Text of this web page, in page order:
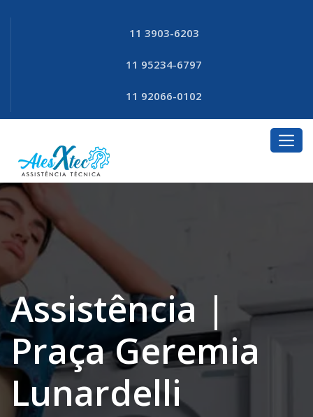
11 3903-6203
11 95234-6797
11 92066-0102
Assistência |
Praça Geremia
Lunardelli